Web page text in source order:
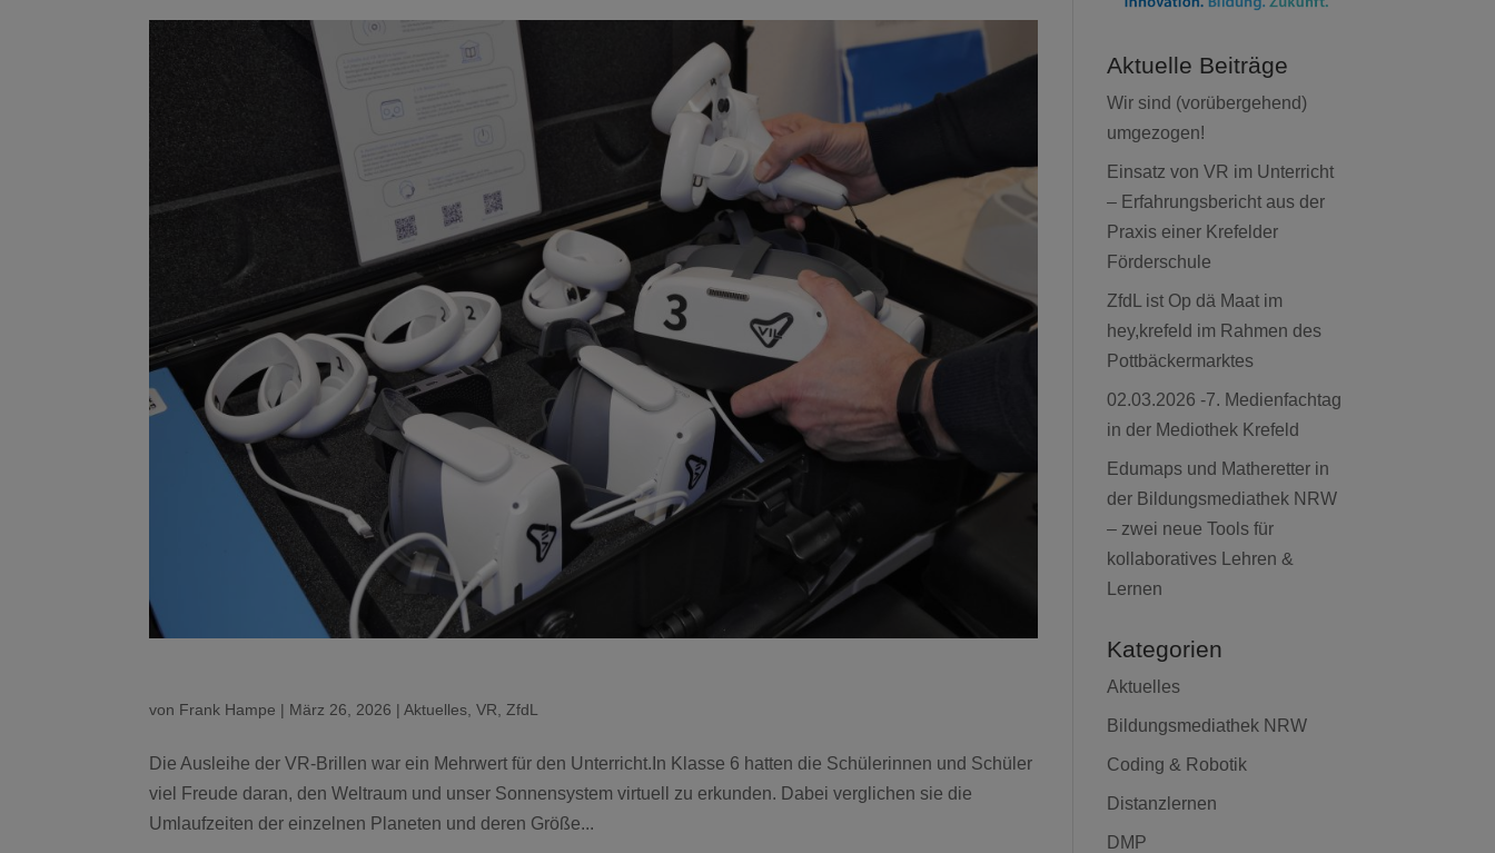
von Frank Hampe | März 26, 2026 |Aktuelles,VR,ZfdL
Die Ausleihe der VR-Brillen war ein Mehrwert für den Unterricht.In Klasse 6 hatten die Schülerinnen und Schüler
viel Freude daran, den Weltraum und unser Sonnensystem virtuell zu erkunden. Dabei verglichen sie die
Umlaufzeiten der einzelnen Planeten und deren Größe...
Aktuelle Beiträge
Wir sind (vorübergehend)
umgezogen!
Einsatz von VR im Unterricht
– Erfahrungsbericht aus der
Praxis einer Krefelder
Förderschule
ZfdL ist Op dä Maat im
hey,krefeld im Rahmen des
Pottbäckermarktes
02.03.2026 -7. Medienfachtag
in der Mediothek Krefeld
Edumaps und Matheretter in
der Bildungsmediathek NRW
– zwei neue Tools für
kollaboratives Lehren &
Lernen
Kategorien
Aktuelles
Bildungsmediathek NRW
Coding & Robotik
Distanzlernen
DMP